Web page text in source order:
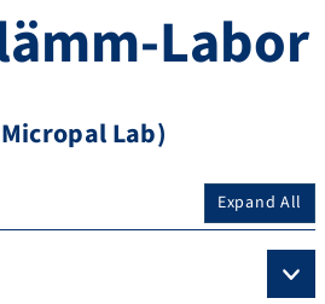
Labor
Lab)
Expand All